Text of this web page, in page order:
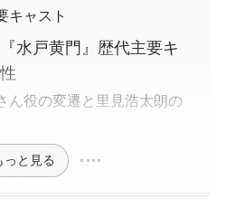
キャスト
水戸黄門』歴代主要キ
ん役の変遷と里見浩太朗の
っと見る